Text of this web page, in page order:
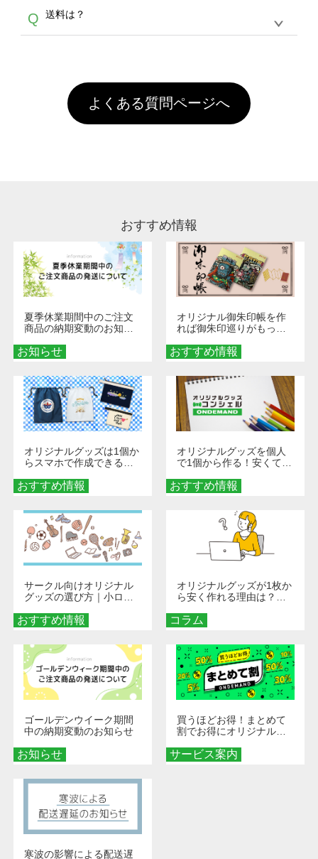
からご利用頂けます。ポイントの有効期限は一
年間です。【会員ランク】過去10カ月のご注
文回数により会員ランク割引(最大5%)が適用
頂いても、ログインがされていなければ、ラン
クにカウントがされません。
といって、プリントを定着させるための処理剤
を塗布しており、短納期・低価格で商品をお届
害な性質で、水洗いで落とすことが可能です。
お手数ですが、お客様ご自身にて着用前に落と
していただけますようお願いいたします。※1
通常注文・直送機能でのご注文に関わらず、前
A
ません。いずれのデータも該当デザインのみ画
像(JPEG,PNG,GIF,PDF)に変換、またはAdobe
Q 送料は？
引」などによるお値引きで4,000円未満になる
場合は送料がかかりますので、ご注意くださ
い。
よくある質問ページへ
おすすめ情報
お知らせ
夏季休業期間中のご注文
商品の納期変動のお知ら
おすすめ情報
オリジナル御朱印帳を作
れば御朱印巡りがもっと
ダーメイドする魅力と選
び方
おすすめ情報
オリジナルグッズは1個か
らスマホで作成できる！
くなる巾着＆ポーチ活用
術
おすすめ情報
オリジナルグッズを個人
で1個から作る！安くて簡
秘訣
おすすめ情報
サークル向けオリジナル
グッズの選び方｜小ロッ
める秘訣
コラム
オリジナルグッズが1枚か
ら安く作れる理由は？オ
とメリットを解説
お知らせ
ゴールデンウイーク期間
中の納期変動のお知らせ
サービス案内
買うほどお得！まとめて
割でお得にオリジナルグ
寒波の影響による配送遅